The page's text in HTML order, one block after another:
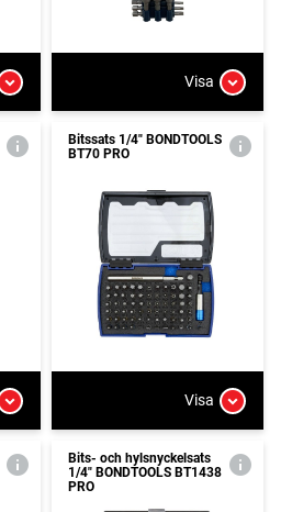
Visa
Bitssats 1/4" BONDTOOLS
BT70 PRO
Visa
Bits- och hylsnyckelsats
1/4" BONDTOOLS BT1438
PRO